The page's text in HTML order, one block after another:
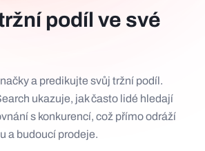
(SoV)
Kontakt
podíl ve své
a predikujte svůj tržní podíl.
ukazuje, jak často lidé hledají
s konkurencí, což přímo odráží
a budoucí prodeje.